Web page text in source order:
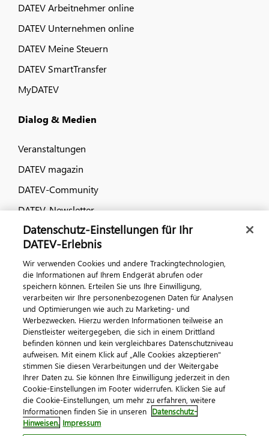
DATEV Arbeitnehmer online
DATEV Unternehmen online
DATEV Meine Steuern
DATEV SmartTransfer
MyDATEV
Dialog & Medien
Veranstaltungen
DATEV magazin
DATEV-Community
DATEV-Newsletter
Kontaktieren Sie uns
© 2026 DATEV eG
ImpressumDatenschutzAGB Kontakt
Cookie-Einstellungen
Datenschutz-Einstellungen für Ihr
DATEV-Erlebnis
Wir verwenden Cookies und andere Trackingtechnologien,
die Informationen auf Ihrem Endgerät abrufen oder
speichern können. Erteilen Sie uns Ihre Einwilligung,
verarbeiten wir Ihre personenbezogenen Daten für Analysen
und Optimierungen wie auch zu Marketing- und
Werbezwecken. Hierzu werden Informationen teilweise an
Dienstleister weitergegeben, die sich in einem Drittland
befinden können und kein vergleichbares Datenschutzniveau
aufweisen. Mit einem Klick auf „Alle Cookies akzeptieren"
stimmen Sie diesen Verarbeitungen und der Weitergabe
Ihrer Daten zu. Sie können Ihre Einwilligung jederzeit in den
Cookie-Einstellungen im Footer widerrufen. Klicken Sie auf
die Cookie-Einstellungen, um mehr zu erfahren, weitere
Informationen finden Sie in unseren Datenschutz-
Hinweisen. Impressum